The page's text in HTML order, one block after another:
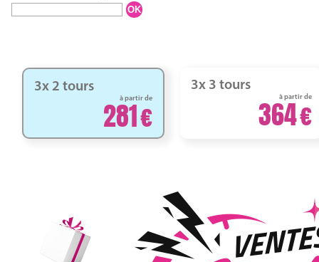
3x 2 tours
à partir de
281
3x 3 tours
à partir de
364